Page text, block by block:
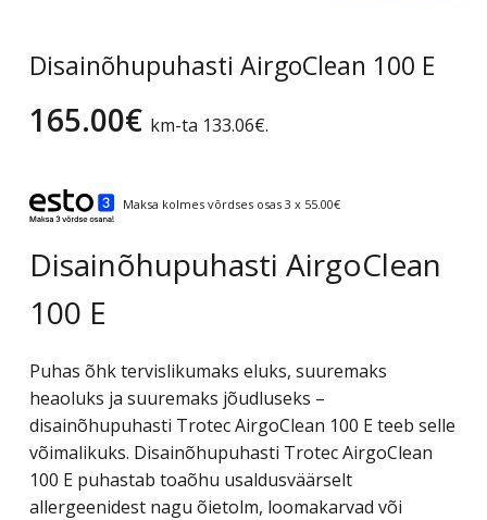
Disainõhupuhasti AirgoClean 100 E
165.00€ km-ta 133.06€.
Maksa kolmes võrdses osas 3 x 55.00€
Disainõhupuhasti AirgoClean
100 E
Puhas õhk tervislikumaks eluks, suuremaks
heaoluks ja suuremaks jõudluseks –
disainõhupuhasti Trotec AirgoClean 100 E teeb selle
võimalikuks. Disainõhupuhasti Trotec AirgoClean
100 E puhastab toaõhu usaldusväärselt
allergeenidest nagu õietolm, loomakarvad või